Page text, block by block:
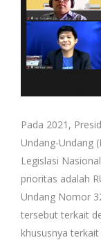
Pada 2021,
Undang-Undang
Legislasi
prioritas adalah
Undang Nomor
tersebut terkait
khususnya